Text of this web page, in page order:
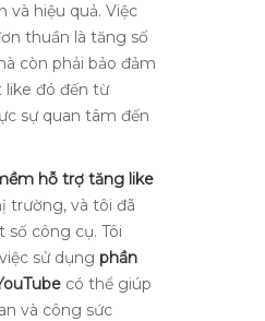
và hiệu quả. Việc
thuần là tăng số
còn phải bảo đảm
like đó đến từ
sự quan tâm đến
hỗ trợ tăng like
trường, và tôi đã
công cụ. Tôi
sử dụng phần
có thể giúp
và công sức